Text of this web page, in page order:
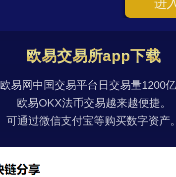
进
欧易交易所app下载
欧易网中国交易平台日交易量1200
欧易OKX法币交易越来越便捷。
可通过微信支付宝等购买数字资产。